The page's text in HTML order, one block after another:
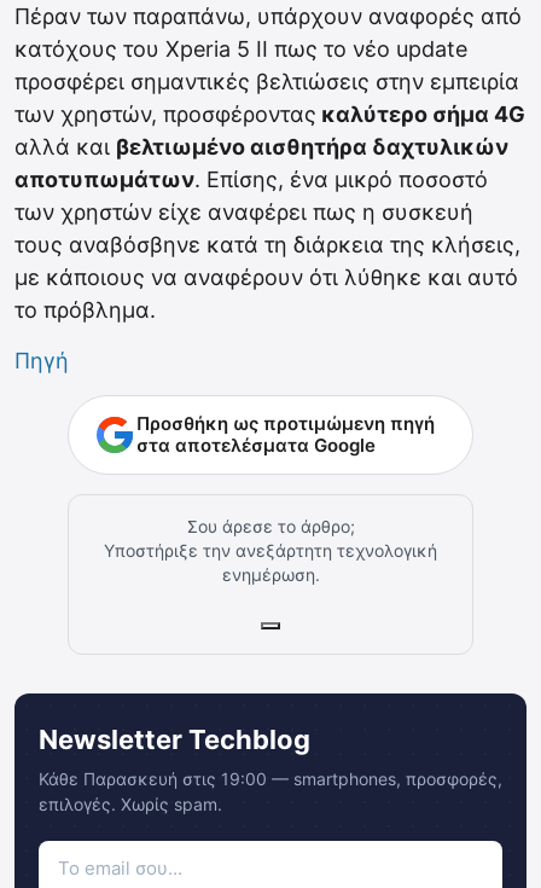
Πέραν των παραπάνω, υπάρχουν αναφορές από
κατόχους του Xperia 5 II πως το νέο update
προσφέρει σημαντικές βελτιώσεις στην εμπειρία
των χρηστών, προσφέροντας καλύτερο σήμα 4G
αλλά και βελτιωμένο αισθητήρα δαχτυλικών
αποτυπωμάτων. Επίσης, ένα μικρό ποσοστό
των χρηστών είχε αναφέρει πως η συσκευή
τους αναβόσβηνε κατά τη διάρκεια της κλήσεις,
με κάποιους να αναφέρουν ότι λύθηκε και αυτό
το πρόβλημα.
Πηγή
Προσθήκη ως προτιμώμενη πηγή
στα αποτελέσματα Google
Σου άρεσε το άρθρο;
Υποστήριξε την ανεξάρτητη τεχνολογική
ενημέρωση.
Newsletter Techblog
Κάθε Παρασκευή στις 19:00 — smartphones, προσφορές,
επιλογές. Χωρίς spam.